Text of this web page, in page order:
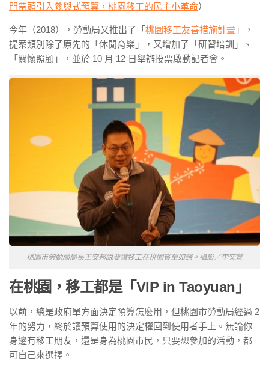
門帶頭引入參與式預算，桃園移工的民主小革命）
今年（2018），勞動局又推出了「 桃園移工友善措施計畫 」，
提案類別除了原先的「休閒育樂」，又增加了「研習培訓」、
「關懷照顧」，並於 10 月 12 日舉辦投票啟動記者會。
桃園市勞動局局長王安邦說要讓移工在桃園賓至如歸。攝影／李奕萱
在桃園， 移工都是「VIP in Taoyuan」
以前，總是政府單方面決定預算怎麼用，但桃園市勞動局經過 2
年的努力，終於讓預算使用的決定權回到使用者手上。無論你
身邊有移工朋友，還是身為桃園市民，只要想參加的活動，都
可自己來選擇。